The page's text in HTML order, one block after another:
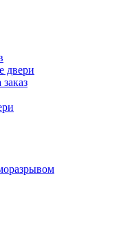
двери